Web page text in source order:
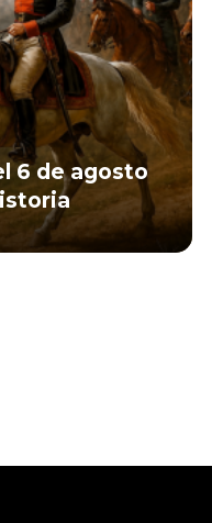
6 de agosto